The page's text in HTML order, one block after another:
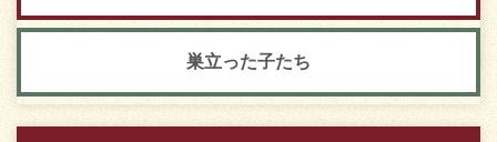
巣立った子たち